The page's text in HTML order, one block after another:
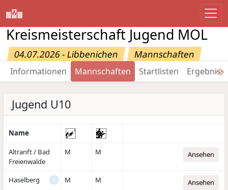
Kreismeisterschaft Jugend MOL
04.07.2026 - Libbenichen Mannschaften
Informationen Mannschaften Startlisten →
Jugend U10
Name
Altranft / Bad
Freienwalde
M M Ansehen
Haselberg i M M Ansehen